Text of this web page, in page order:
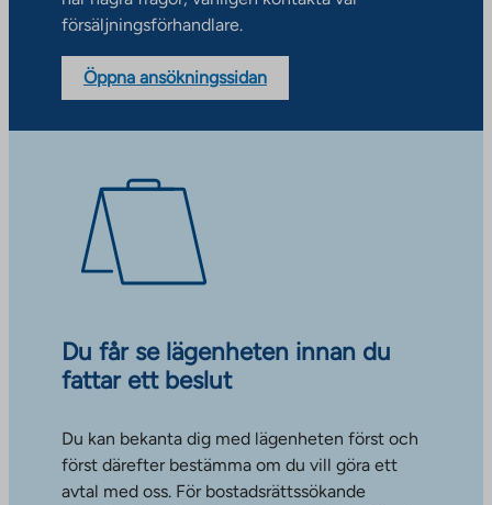
försäljningsförhandlare.
Öppna ansökningssidan
Du får se lägenheten innan du
fattar ett beslut
Du kan bekanta dig med lägenheten först och
först därefter bestämma om du vill göra ett
avtal med oss. För bostadsrättssökande